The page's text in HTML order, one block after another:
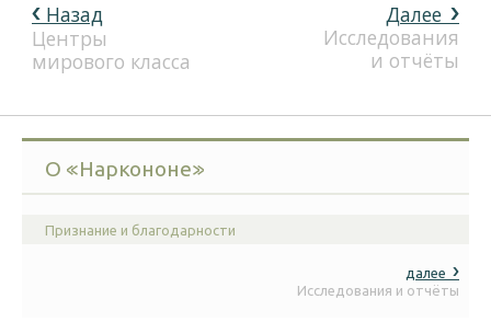
Далее
Исследования
и отчёты
Назад
Центры
мирового класса
О «Наркононе»
Признание и благодарности
далее
Исследования и отчёты